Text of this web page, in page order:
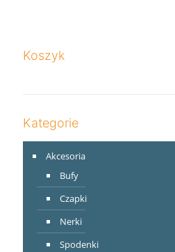
Koszyk
Kategorie
Akcesoria
Bufy
Czapki
Nerki
Spodenki